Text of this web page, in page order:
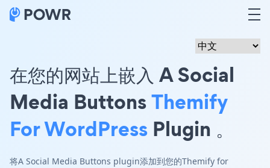
在您的网站上嵌入 A Social
Media ButtonsThemify
For WordPress Plugin 。
将A Social Media Buttons plugin添加到您的Themify for